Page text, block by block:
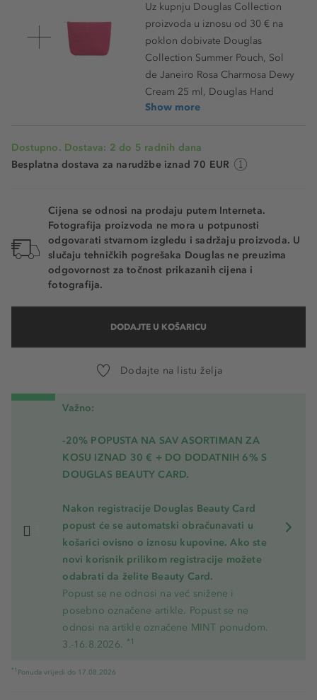
Uz kupnju Douglas Collection
proizvoda u iznosu od 30 € na
poklon dobivate Douglas
Collection Summer Pouch, Sol
de Janeiro Rosa Charmosa Dewy
Cream 25 ml, Douglas Hand
Show more
Dostupno. Dostava: 2 do 5 radnih dana
Besplatna dostava za narudžbe iznad 70 EUR
Cijena se odnosi na prodaju putem Interneta.
Fotografija proizvoda ne mora u potpunosti
odgovarati stvarnom izgledu i sadržaju proizvoda. U
slučaju tehničkih pogrešaka Douglas ne preuzima
odgovornost za točnost prikazanih cijena i
fotografija.
DODAJTE U KOŠARICU
Dodajte na listu želja
Važno:
-20% POPUSTA NA SAV ASORTIMAN ZA
KOSU IZNAD 30 € + DO DODATNIH 6% S
DOUGLAS BEAUTY CARD.
Nakon registracije Douglas Beauty Card
popust će se automatski obračunavati u
košarici ovisno o iznosu kupovine. Ako ste
novi korisnik prilikom registracije možete
odabrati da želite Beauty Card.
Popust se ne odnosi na već snižene i
posebno označene artikle. Popust se ne
odnosi na artikle označene MINT ponudom.
3.-16.8.2026. *1
*1 Ponuda vrijedi do 17.08.2026